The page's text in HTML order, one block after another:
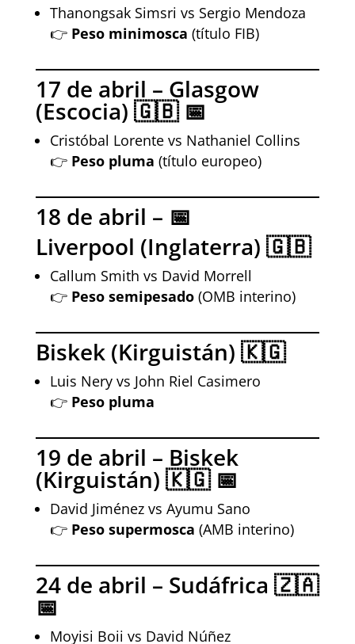
Thanongsak Simsri vs Sergio Mendoza
👉 Peso minimosca (título FIB)
17 de abril – Glasgow
(Escocia) 🇬🇧 📅
Cristóbal Lorente vs Nathaniel Collins
👉 Peso pluma (título europeo)
18 de abril – 📅
Liverpool (Inglaterra) 🇬🇧
Callum Smith vs David Morrell
👉 Peso semipesado(OMB interino)
Biskek (Kirguistán) 🇰🇬
Luis Nery vs John Riel Casimero
👉 Peso pluma
19 de abril – Biskek
(Kirguistán) 🇰🇬 📅
David Jiménez vs Ayumu Sano
👉 Peso supermosca (AMB interino)
24 de abril – Sudáfrica 🇿🇦
📅
Moyisi Boii vs David Núñez